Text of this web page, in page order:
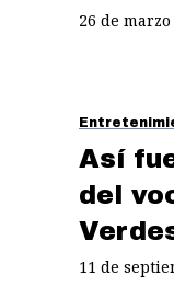
26 de
Así
del
11 de